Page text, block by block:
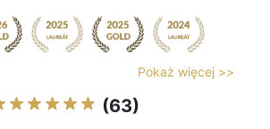
Pokaż więcej >>
(63)